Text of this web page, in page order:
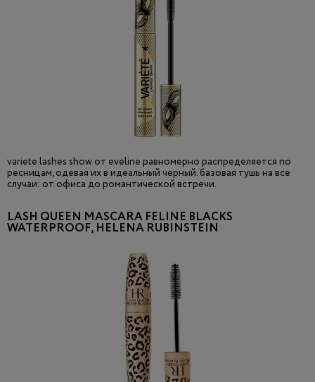
variete lashes show от eveline равномерно распределяется по
ресницам, одевая их в идеальный черный. базовая тушь на все
случаи: от офиса до романтической встречи.
LASH QUEEN MASCARA FELINE BLACKS
WATERPROOF, HELENA RUBINSTEIN